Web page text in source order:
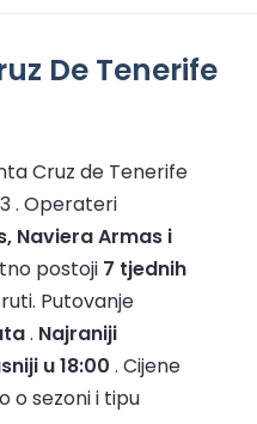
De Tenerife
Cruz de Tenerife
. Operateri
Naviera Armas i
postoji 7 tjednih
Putovanje
. Najraniji
u 18:00 . Cijene
o sezoni i tipu